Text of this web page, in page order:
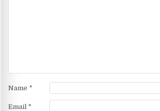
Name *
Email *